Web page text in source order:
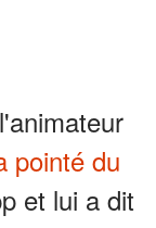
pointé du
et lui a dit